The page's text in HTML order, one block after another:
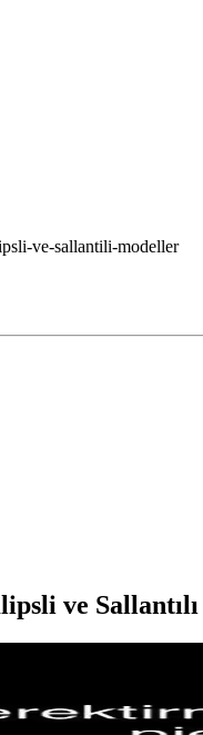
ve-sallantili-modeller
ve Sallantılı